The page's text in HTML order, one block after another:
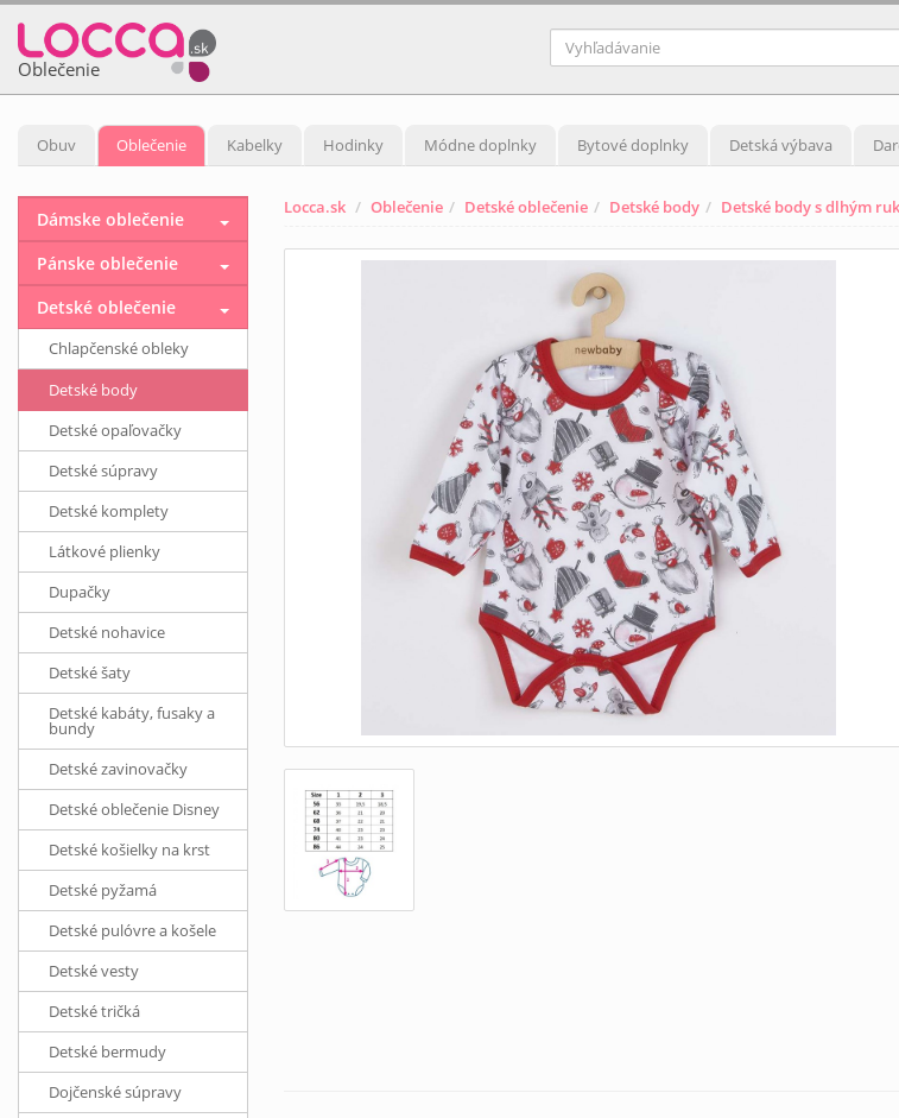
Oblečenie
Obuv Oblečenie Kabelky Hodinky Módne doplnky Bytové doplnky Detská výbava
Locca.sk Oblečenie Detské oblečenie Detské body Detské body s dlhým
Dámske oblečenie
Pánske oblečenie
Detské oblečenie
Chlapčenské obleky
Detské body
Detské opaľovačky
Detské súpravy
Detské komplety
Látkové plienky
Dupačky
Detské nohavice
Detské šaty
Detské kabáty, fusaky a
bundy
Detské zavinovačky
Detské oblečenie Disney
Detské košielky na krst
Detské pyžamá
Detské pulóvre a košele
Detské vesty
Detské tričká
Detské bermudy
Dojčenské súpravy